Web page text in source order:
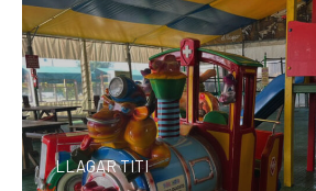
LLAGAR TITI